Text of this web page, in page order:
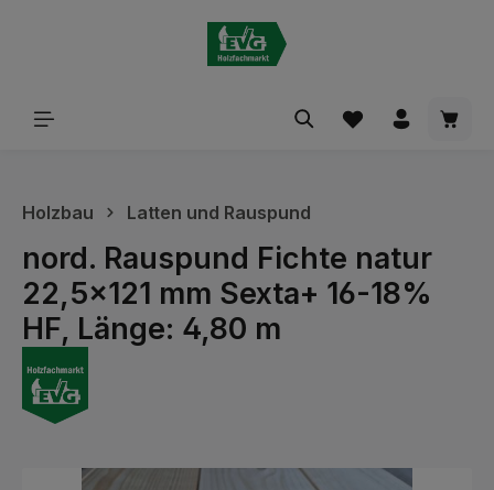
Holzbau Latten und Rauspund
nord. Rauspund Fichte natur
22,5x121 mm Sexta+ 16-18%
HF, Länge: 4,80 m
Bildergalerie überspringen